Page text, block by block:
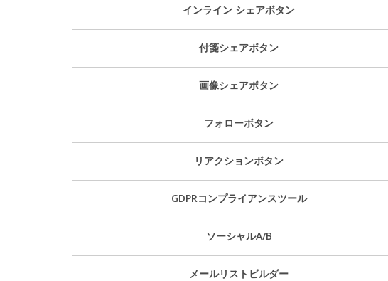
インライン シェアボタン
付箋シェアボタン
画像シェアボタン
フォローボタン
リアクションボタン
GDPRコンプライアンスツール
ソーシャルA/B
メールリストビルダー